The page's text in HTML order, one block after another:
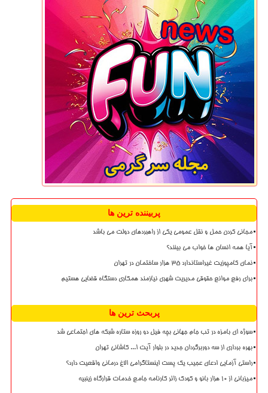
پربیننده ترین ها
مجانی کردن حمل و نقل عمومی یکی از راهبردهای دولت می باشد
آیا همه انسان ها خواب می بینند؟
نمای کامپوزیت غیراستاندارد ۳۵ هزار ساختمان در تهران
برای رفع موانع حقوقی مدیریت شهری نیازمند همکاری دستگاه قضایی هستیم
پربحث ترین ها
سوژه ای بامزه در تب جام جهانی بچه فیل دو روزه ستاره شبکه های اجتماعی شد
بهره برداری از سه دوربرگردان جدید در بلوار آیت ا... کاشانی تهران
راستی آزمایی ادعای عجیب یک پست اینستاگرامی الاغ درمانی واقعیت دارد؟
میزبانی از ۱۰ هزار بانو و کودک زائر کارنامه جامع خدمات قرارگاه زینبیه